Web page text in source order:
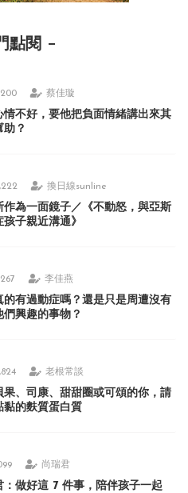
點閱
蔡佳璇
情不好，要他把負面情緒講出來其
助？
換日線sunline
作為一面鏡子／《不動怒，與亞斯
子親近溝通》
李佳燕
的有過動症嗎？還是只是周遭沒有
們興趣的事物？
老根常談
果、司康、甜甜圈或可頌的你，請
黏的麩質蛋白質
尚瑞君
：做好這 7 件事，陪伴孩子一起